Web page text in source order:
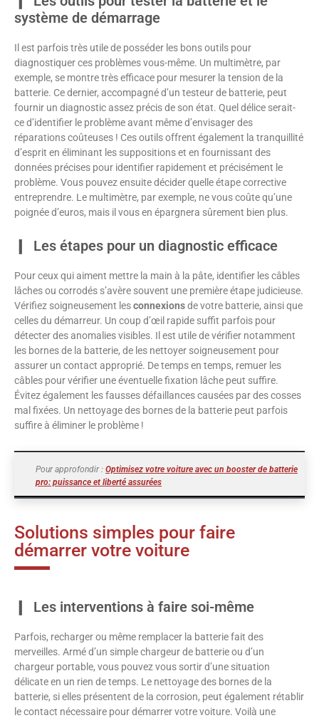
système de démarrage
Il est parfois très utile de posséder les bons outils pour
diagnostiquer ces problèmes vous-même. Un multimètre, par
exemple, se montre très efficace pour mesurer la tension de la
batterie. Ce dernier, accompagné d’un testeur de batterie, peut
fournir un diagnostic assez précis de son état. Quel délice serait-
ce d’identifier le problème avant même d’envisager des
réparations coûteuses ! Ces outils offrent également la tranquillité
d’esprit en éliminant les suppositions et en fournissant des
données précises pour identifier rapidement et précisément le
problème. Vous pouvez ensuite décider quelle étape corrective
entreprendre. Le multimètre, par exemple, ne vous coûte qu’une
poignée d’euros, mais il vous en épargnera sûrement bien plus.
Les étapes pour un diagnostic efficace
Pour ceux qui aiment mettre la main à la pâte, identifier les câbles
lâches ou corrodés s’avère souvent une première étape judicieuse.
Vérifiez soigneusement lesconnexionsde votre batterie, ainsi que
celles du démarreur. Un coup d’œil rapide suffit parfois pour
détecter des anomalies visibles. Il est utile de vérifier notamment
les bornes de la batterie, de les nettoyer soigneusement pour
assurer un contact approprié. De temps en temps, remuer les
câbles pour vérifier une éventuelle fixation lâche peut suffire.
Évitez également les fausses défaillances causées par des cosses
mal fixées. Un nettoyage des bornes de la batterie peut parfois
suffire à éliminer le problème !
Pour approfondir : Optimisez votre voiture avec un booster de batterie
pro: puissance et liberté assurées
Solutions simples pour faire
démarrer votre voiture
Les interventions à faire soi-même
Parfois, recharger ou même remplacer la batterie fait des
merveilles. Armé d’un simple chargeur de batterie ou d’un
chargeur portable, vous pouvez vous sortir d’une situation
délicate en un rien de temps. Le nettoyage des bornes de la
batterie, si elles présentent de la corrosion, peut également rétablir
le contact nécessaire pour démarrer votre voiture. Voilà une